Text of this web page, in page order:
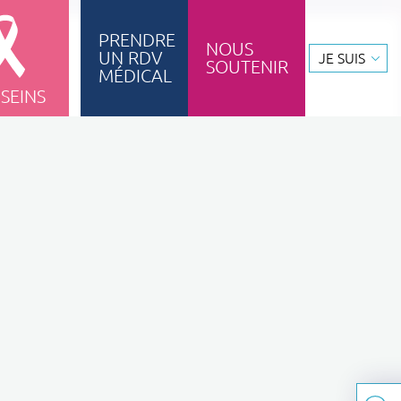
& formation
PRENDRE
UN RDV
MÉDICAL
NOUS
SOUTENIR
JE SUIS